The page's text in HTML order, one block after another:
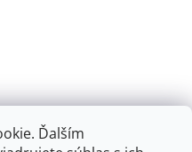
Ďalším